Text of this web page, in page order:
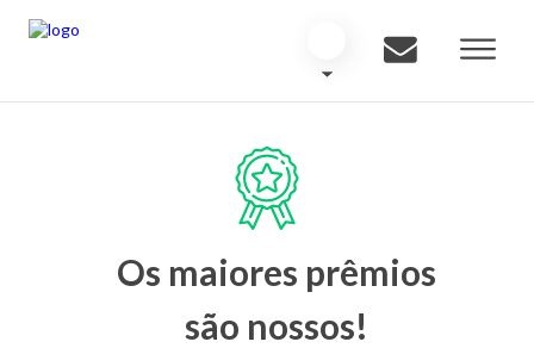
Os maiores prêmios
são nossos!